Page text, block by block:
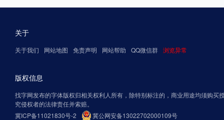
关于
关于我们 网站地图 免责声明 网站帮助 QQ微信群 浏览异常
版权信息
找字网发布的字体版权归相关权利人所有，除特别标注的，商业用途均须购买
究侵权者的法律责任并索赔。
冀ICP备11021830号-2
冀公网安备13022702000109号